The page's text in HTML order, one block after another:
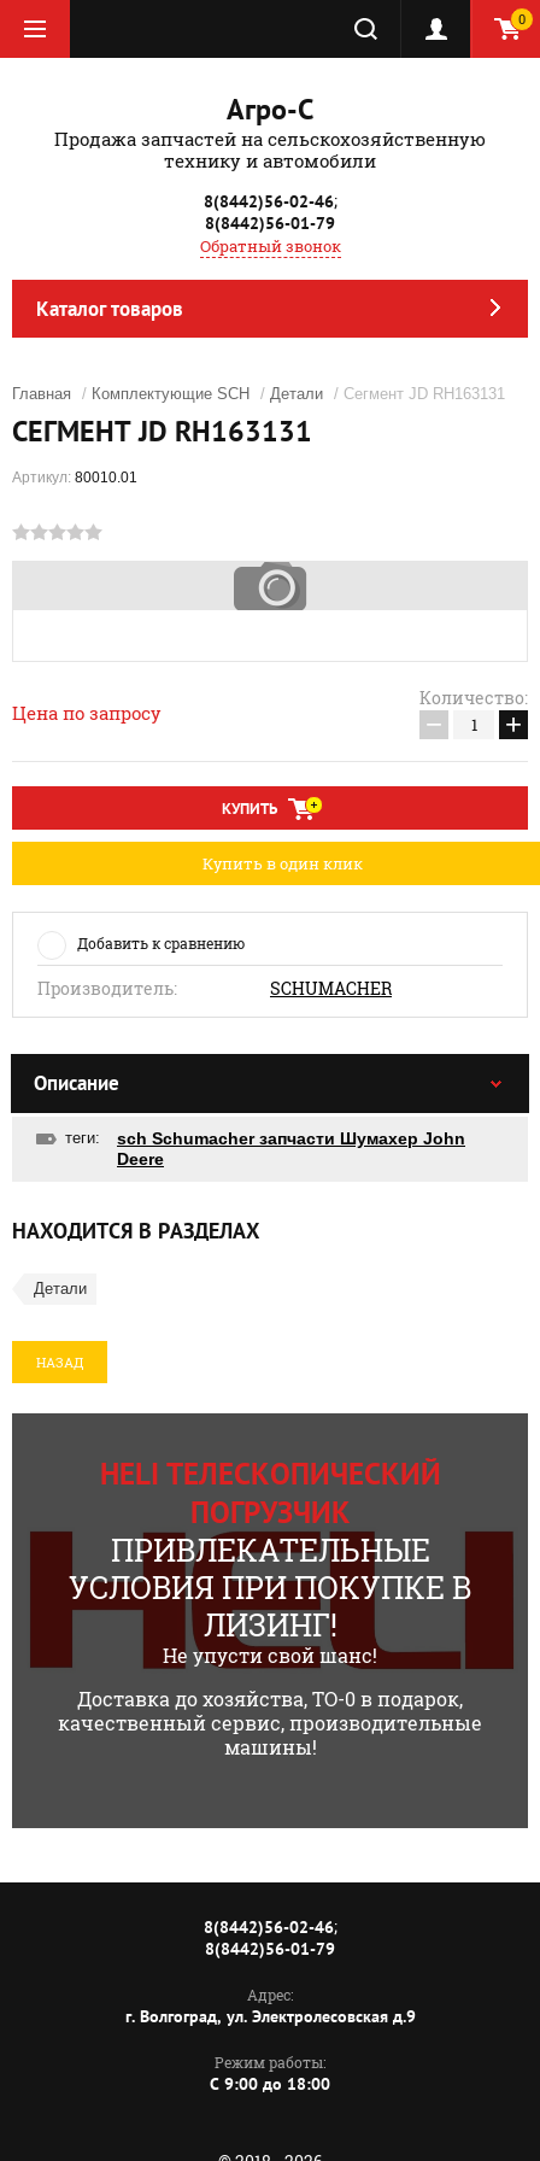
0
Агро-С
Продажа запчастей на сельскохозяйственную
технику и автомобили
8(8442)56-02-46;
8(8442)56-01-79
Обратный звонок
Каталог товаров
Главная / Комплектующие SCH / Детали / Сегмент JD RH163131
СЕГМЕНТ JD RH163131
Артикул: 80010.01
Цена по запросу
Количество:
− +
КУПИТЬ
Купить в один клик
Добавить к сравнению
Производитель: SCHUMACHER
Описание
теги:
sch Schumacher запчасти Шумахер John
Deere
НАХОДИТСЯ В РАЗДЕЛАХ
Детали
НАЗАД
HELI ТЕЛЕСКОПИЧЕСКИЙ
ПОГРУЗЧИК
ПРИВЛЕКАТЕЛЬНЫЕ
УСЛОВИЯ ПРИ ПОКУПКЕ В
ЛИЗИНГ!
Не упусти свой шанс!
Доставка до хозяйства, ТО-0 в подарок,
качественный сервис, производительные
машины!
8(8442)56-02-46;
8(8442)56-01-79
Адрес:
г. Волгоград, ул. Электролесовская д.9
Режим работы:
C 9:00 до 18:00